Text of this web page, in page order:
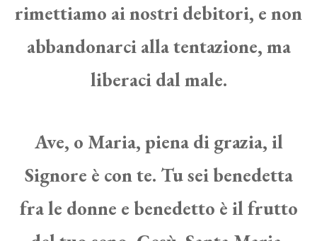
rimettiamo ai nostri debitori, e non
abbandonarci alla tentazione, ma
liberaci dal male.
Ave, o Maria, piena di grazia, il
Signore è con te. Tu sei benedetta
fra le donne e benedetto è il frutto